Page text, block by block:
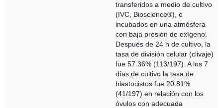
transferidos a medio de cultivo
(IVC, Bioscience®), e
incubados en una atmósfera
con baja presión de oxígeno.
Después de 24 h de cultivo, la
tasa de división celular (clivaje)
fue 57.36% (113/197). A los 7
días de cultivo la tasa de
blastocistos fue 20.81%
(41/197) en relación con los
óvulos con adecuada